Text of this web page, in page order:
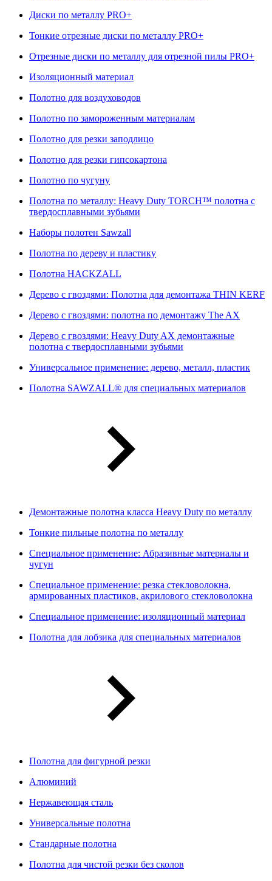
Диски по металлу PRO+
Тонкие отрезные диски по металлу PRO+
Отрезные диски по металлу для отрезной пилы PRO+
Изоляционный материал
Полотно для воздуховодов
Полотно по замороженным материалам
Полотно для резки заподлицо
Полотно для резки гипсокартона
Полотно по чугуну
Полотна по металлу: Heavy Duty TORCH™ полотна с
твердосплавными зубьями
Наборы полотен Sawzall
Полотна по дереву и пластику
Полотна HACKZALL
Дерево с гвоздями: Полотна для демонтажа THIN KERF
Дерево с гвоздями: полотна по демонтажу The AX
Дерево с гвоздями: Heavy Duty AX демонтажные
полотна с твердосплавными зубьями
Универсальное применение: дерево, металл, пластик
Полотна SAWZALL® для специальных материалов
Демонтажные полотна класса Heavy Duty по металлу
Тонкие пильные полотна по металлу
Специальное применение: Абразивные материалы и
чугун
Специальное применение: резка стекловолокна,
армированных пластиков, акрилового стекловолокна
Специальное применение: изоляционный материал
Полотна для лобзика для специальных материалов
Полотна для фигурной резки
Алюминий
Нержавеющая сталь
Универсальные полотна
Стандарные полотна
Полотна для чистой резки без сколов